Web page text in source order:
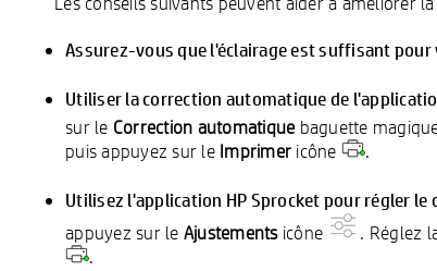
Assurez-vous que l'éclairage est suffisant
Utiliser la correction automatique de
sur le Correction automatique baguette
puis appuyez sur le Imprimer icône .
Utilisez l'application HP Sprocket pour régler
appuyez sur le Ajustementsicône . Réglez
.